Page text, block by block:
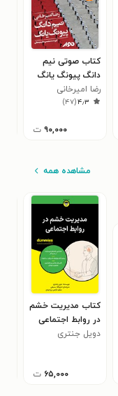
کتاب صوتی نیم
دانگ پیونگ یانگ
رضا امیرخانی
۴٫۳(۴۷)
۹۰,۰۰۰ ت
مشاهده همه
کتاب مدیریت خشم
در روابط اجتماعی
دویل جنتری
۶۵,۰۰۰ ت